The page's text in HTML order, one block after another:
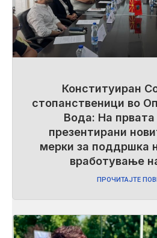
Конституиран
стопанственици во
Вода: На
презентирани
мерки за поддршка
вработување
ПРОЧИТАЈТЕ